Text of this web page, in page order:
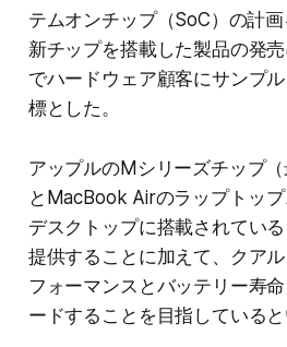
テムオンチップ（SoC）の計
新チップを搭載した製品の発
でハードウェア顧客にサンプ
標とした。
アップルのMシリーズチップ
とMacBook Airのラップトッ
デスクトップに搭載されてい
提供することに加えて、クア
フォーマンスとバッテリー寿
ードすることを目指していると